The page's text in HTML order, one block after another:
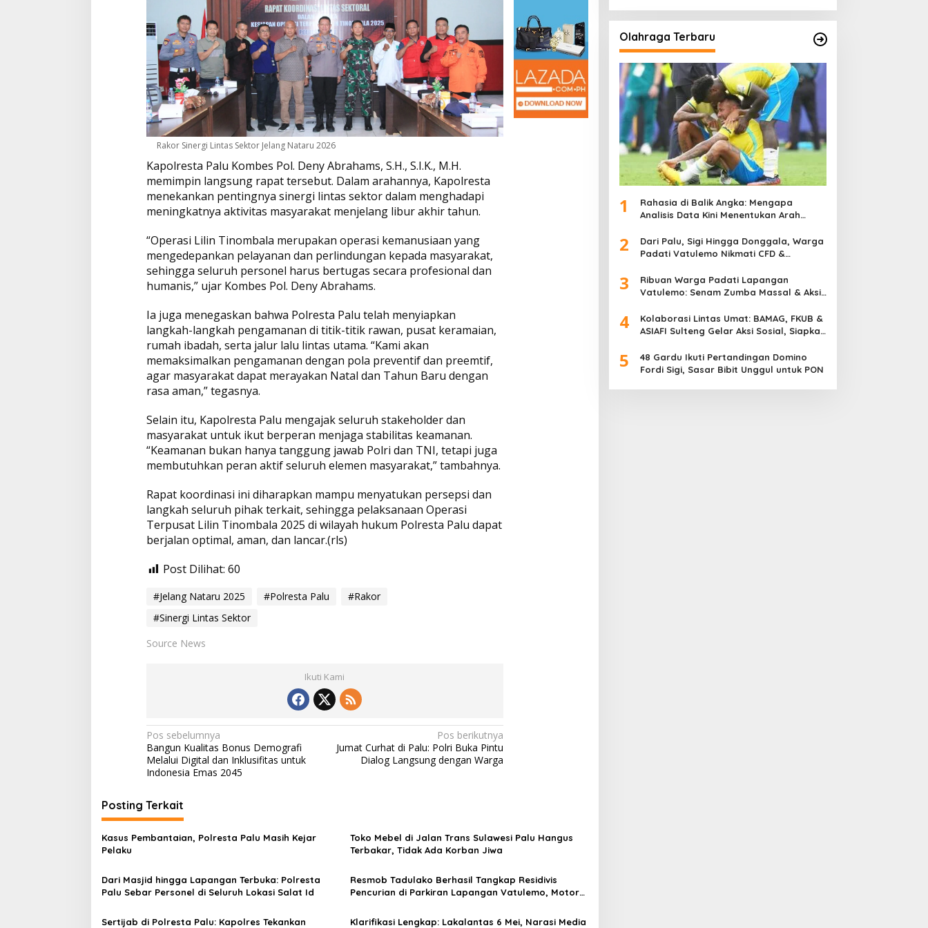
Rakor Sinergi Lintas Sektor Jelang Nataru 2026
Kapolresta Palu Kombes Pol. Deny Abrahams, S.H., S.I.K., M.H.
memimpin langsung rapat tersebut. Dalam arahannya, Kapolresta
menekankan pentingnya sinergi lintas sektor dalam menghadapi
meningkatnya aktivitas masyarakat menjelang libur akhir tahun.
“Operasi Lilin Tinombala merupakan operasi kemanusiaan yang
mengedepankan pelayanan dan perlindungan kepada masyarakat,
sehingga seluruh personel harus bertugas secara profesional dan
humanis,” ujar Kombes Pol. Deny Abrahams.
Ia juga menegaskan bahwa Polresta Palu telah menyiapkan
langkah-langkah pengamanan di titik-titik rawan, pusat keramaian,
rumah ibadah, serta jalur lalu lintas utama. “Kami akan
memaksimalkan pengamanan dengan pola preventif dan preemtif,
agar masyarakat dapat merayakan Natal dan Tahun Baru dengan
rasa aman,” tegasnya.
Selain itu, Kapolresta Palu mengajak seluruh stakeholder dan
masyarakat untuk ikut berperan menjaga stabilitas keamanan.
“Keamanan bukan hanya tanggung jawab Polri dan TNI, tetapi juga
membutuhkan peran aktif seluruh elemen masyarakat,” tambahnya.
Rapat koordinasi ini diharapkan mampu menyatukan persepsi dan
langkah seluruh pihak terkait, sehingga pelaksanaan Operasi
Terpusat Lilin Tinombala 2025 di wilayah hukum Polresta Palu dapat
berjalan optimal, aman, dan lancar.(rls)
Post Dilihat: 60
#Jelang Nataru 2025 #Polresta Palu
#Rakor
#Sinergi Lintas Sektor
Source News
Ikuti Kami
N
a
v
i
g
a
i
p
o
Pos sebelumnya
Bangun Kualitas Bonus Demografi
Melalui Digital dan Inklusifitas untuk
Indonesia Emas 2045
Pos berikutnya
Jumat Curhat di Palu: Polri Buka Pintu
Dialog Langsung dengan Warga
Posting Terkait
Kasus Pembantaian, Polresta Palu Masih Kejar
Pelaku
Toko Mebel di Jalan Trans Sulawesi Palu Hangus
Terbakar, Tidak Ada Korban Jiwa
Dari Masjid hingga Lapangan Terbuka: Polresta
Palu Sebar Personel di Seluruh Lokasi Salat Id
Resmob Tadulako Berhasil Tangkap Residivis
Pencurian di Parkiran Lapangan Vatulemo, Motor
Sertijab di Polresta Palu: Kapolres Tekankan
Klarifikasi Lengkap: Lakalantas 6 Mei, Narasi Media
Olahraga Terbaru
1
Rahasia di Balik Angka: Mengapa
Analisis Data Kini Menentukan Arah
2
Dari Palu, Sigi Hingga Donggala, Warga
Padati Vatulemo Nikmati CFD &
3
Ribuan Warga Padati Lapangan
Vatulemo: Senam Zumba Massal & Aksi
Meriah
4
Kolaborasi Lintas Umat: BAMAG, FKUB &
ASIAFI Sulteng Gelar Aksi Sosial, Siapkan
5
48 Gardu Ikuti Pertandingan Domino
Fordi Sigi, Sasar Bibit Unggul untuk PON